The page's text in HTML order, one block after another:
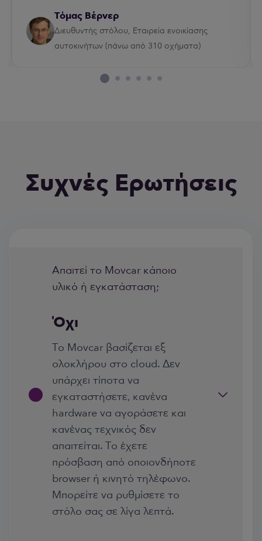
Τόμας Βέρνερ
Διευθυντής στόλου, Εταιρεία ενοικίασης
αυτοκινήτων (πάνω από 310 οχήματα)
Συχνές Ερωτήσεις
Απαιτεί το Movcar κάποιο
υλικό ή εγκατάσταση;
Όχι
Το Movcar βασίζεται εξ
ολοκλήρου στο cloud. Δεν
υπάρχει τίποτα να
εγκαταστήσετε, κανένα
hardware να αγοράσετε και
κανένας τεχνικός δεν
απαιτείται. Το έχετε
πρόσβαση από οποιονδήποτε
browser ή κινητό τηλέφωνο.
Μπορείτε να ρυθμίσετε το
στόλο σας σε λίγα λεπτά.